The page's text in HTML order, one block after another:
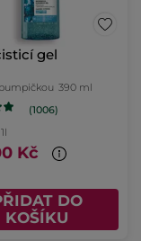
gel
390 ml
(1006)
Kč
DO
KOŠÍKU